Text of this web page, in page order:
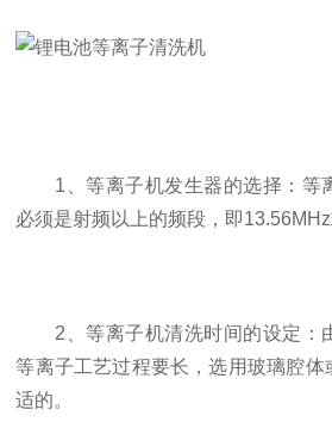
1、等离子机发生器的选择：等
必须是射频以上的频段，即13.56MHz
2、等离子机清洗时间的设定：
等离子工艺过程要长，选用玻璃腔体
适的。